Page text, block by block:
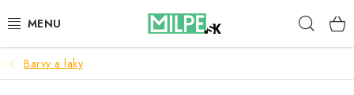
na
STREŠNÉ OKNÁ
Barvy a laky